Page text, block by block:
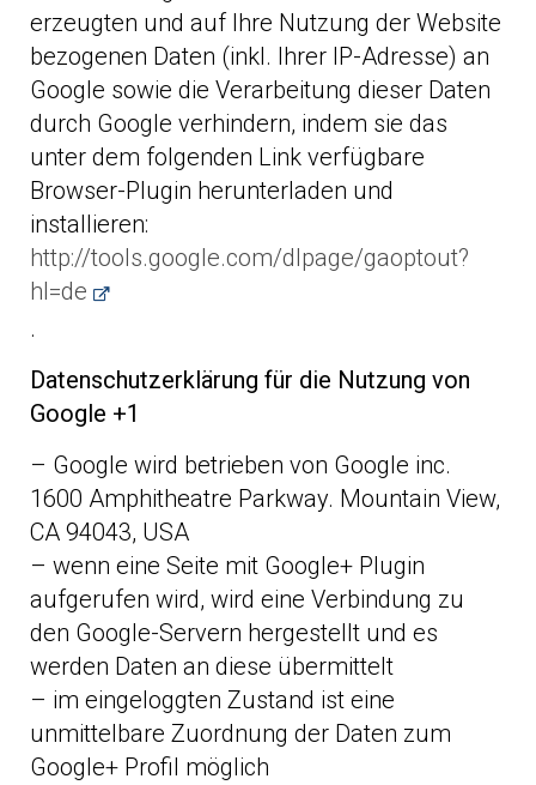
erzeugten und auf Ihre Nutzung der Website
bezogenen Daten (inkl. Ihrer IP-Adresse) an
Google sowie die Verarbeitung dieser Daten
durch Google verhindern, indem sie das
unter dem folgenden Link verfügbare
Browser-Plugin herunterladen und
installieren:
http://tools.google.com/dlpage/gaoptout?
hl=de
.
Datenschutzerklärung für die Nutzung von
Google +1
– Google wird betrieben von Google inc.
1600 Amphitheatre Parkway. Mountain View,
CA 94043, USA
– wenn eine Seite mit Google+ Plugin
aufgerufen wird, wird eine Verbindung zu
den Google-Servern hergestellt und es
werden Daten an diese übermittelt
– im eingeloggten Zustand ist eine
unmittelbare Zuordnung der Daten zum
Google+ Profil möglich